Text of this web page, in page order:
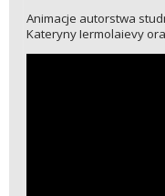
Animacje autorstwa
Kateryny Iermolaievy